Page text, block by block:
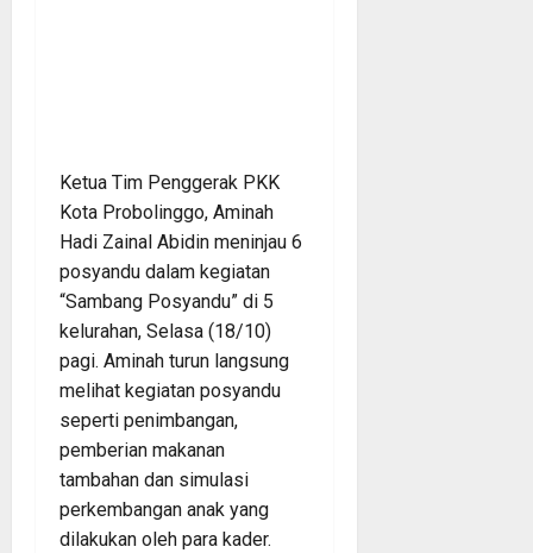
Ketua Tim Penggerak PKK
Kota Probolinggo, Aminah
Hadi Zainal Abidin meninjau 6
posyandu dalam kegiatan
“Sambang Posyandu” di 5
kelurahan, Selasa (18/10)
pagi. Aminah turun langsung
melihat kegiatan posyandu
seperti penimbangan,
pemberian makanan
tambahan dan simulasi
perkembangan anak yang
dilakukan oleh para kader.